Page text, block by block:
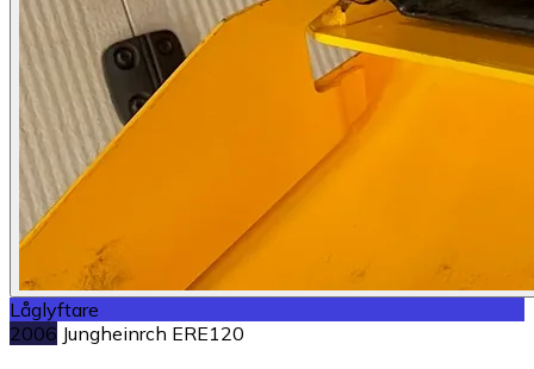
Låglyftare
2006 Jungheinrch ERE120